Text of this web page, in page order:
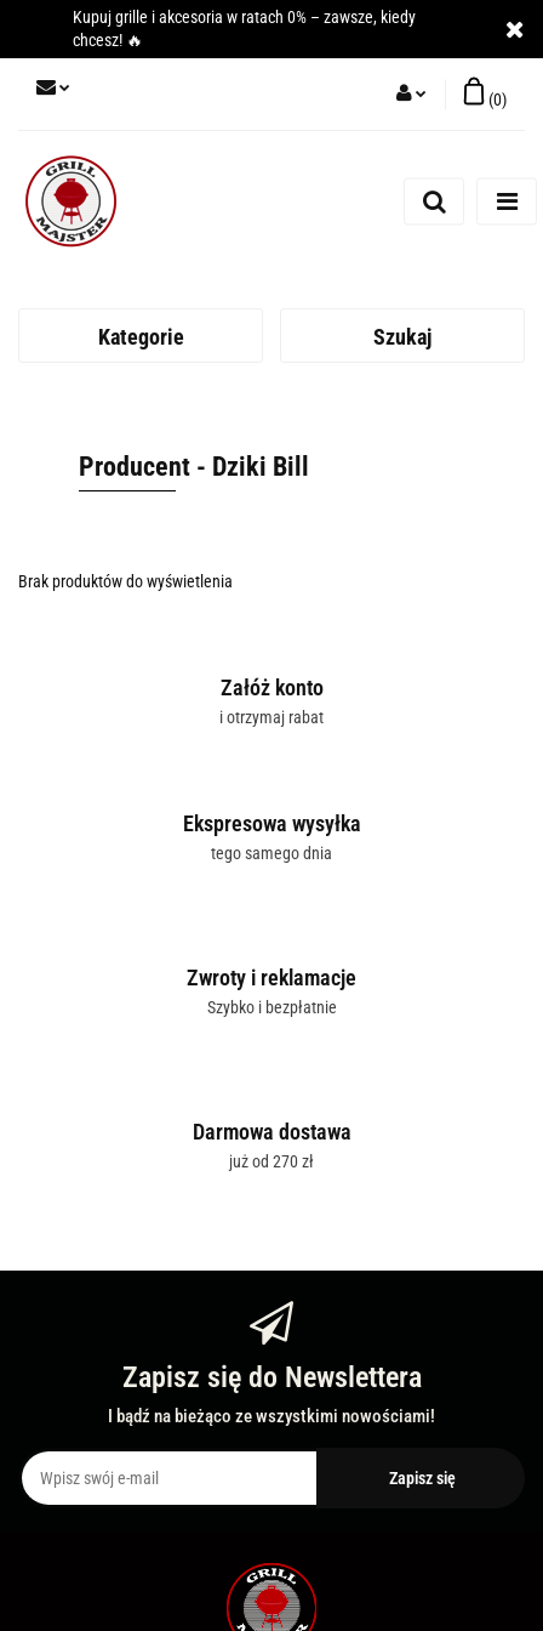
Kupuj grille i akcesoria w ratach 0% – zawsze, kiedy
chcesz! 🔥
Zarejestruj się
(0)
Kategorie Szukaj
Producent - Dziki Bill
Brak produktów do wyświetlenia
Załóż konto
i otrzymaj rabat
Ekspresowa wysyłka
tego samego dnia
Zwroty i reklamacje
Szybko i bezpłatnie
Darmowa dostawa
już od 270 zł
Zapisz się do Newslettera
I bądź na bieżąco ze wszystkimi nowościami!